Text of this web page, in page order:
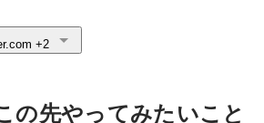
+2
の先やってみたいこと